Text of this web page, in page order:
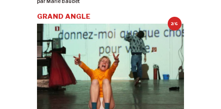
par Marie Baudet
2/6
GRAND ANGLE